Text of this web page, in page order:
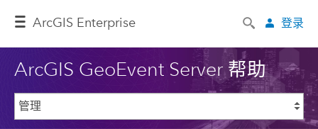
ArcGIS Enterprise 登录
ArcGIS GeoEvent Server 帮助